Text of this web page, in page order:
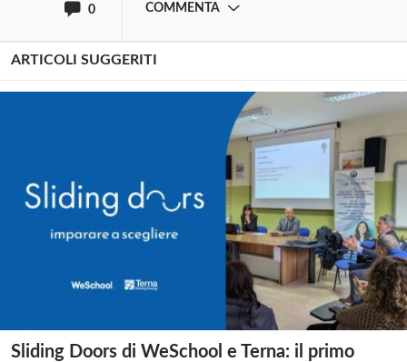
0 COMMENTA
ARTICOLI SUGGERITI
Sliding Doors di WeSchool e Terna: il primo